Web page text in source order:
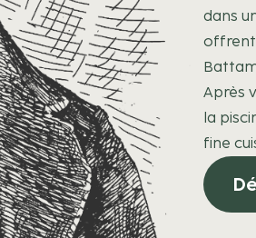
dans
offrent
Après
la
fine